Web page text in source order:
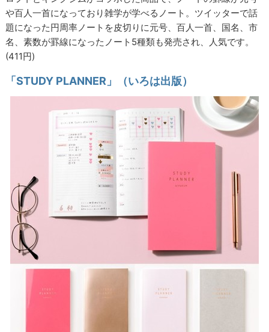
や百人一首になっており雑学が学べるノート。ツイッターで話
題になった円周率ノートを皮切りに元号、百人一首、国名、市
名、素数が罫線になったノート5種類も発売され、人気です。
(411円)
「STUDY PLANNER」（いろは出版）